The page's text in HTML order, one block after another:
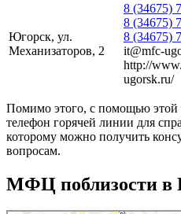
Югорск, ул.
Механизаторов, 2
8 (34675)
8 (34675)
8 (34675)
it@mfc-
http://
ugorsk.ru/
Помимо этого, с помощью
телефон горячей линии для
которому можно получить
вопросам.
МФЦ поблизости в